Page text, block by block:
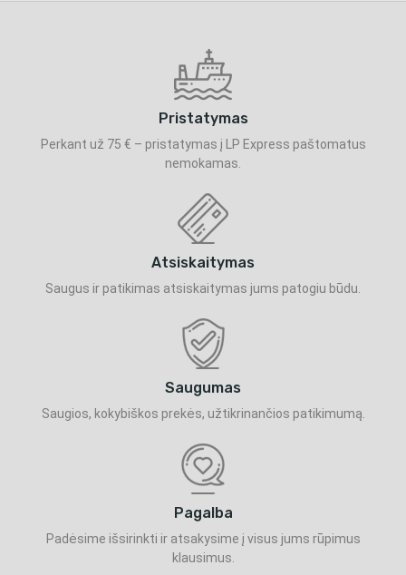
Pristatymas
Perkant už 75 € – pristatymas į LP Express paštomatus
nemokamas.
Atsiskaitymas
Saugus ir patikimas atsiskaitymas jums patogiu būdu.
Saugumas
Saugios, kokybiškos prekės, užtikrinančios patikimumą.
Pagalba
Padėsime išsirinkti ir atsakysime į visus jums rūpimus
klausimus.